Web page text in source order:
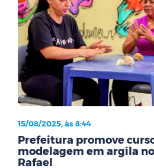
15/08/2025, às 8:44
Prefeitura promove
modelagem em argila no
Rafael